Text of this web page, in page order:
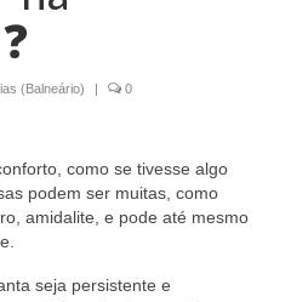
(Balneário) | 0
como se tivesse algo
podem ser muitas, como
amidalite, e pode até mesmo
seja persistente e